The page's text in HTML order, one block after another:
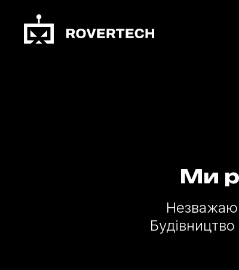
Ми